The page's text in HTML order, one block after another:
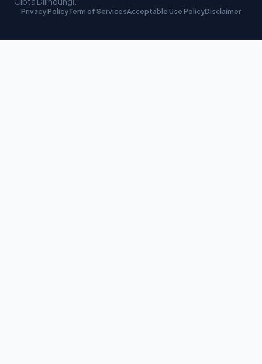
Privacy PolicyTerm of ServicesAcceptable Use PolicyDisclaimer